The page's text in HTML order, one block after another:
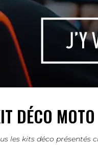
DÉCO
les kits déco présentés